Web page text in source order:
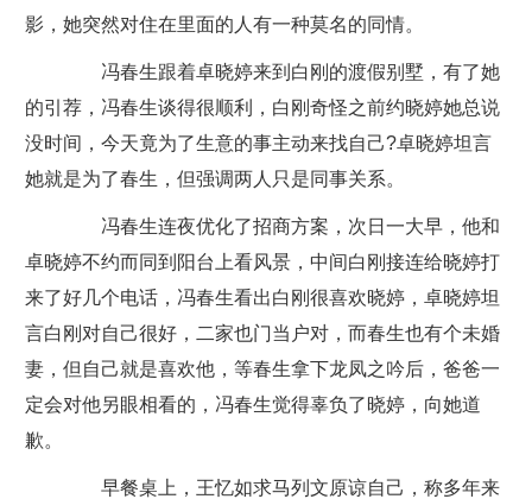
影，她突然对住在里面的人有一种莫名的同情。
冯春生跟着卓晓婷来到白刚的渡假别墅，有了她
的引荐，冯春生谈得很顺利，白刚奇怪之前约晓婷她总说
没时间，今天竟为了生意的事主动来找自己?卓晓婷坦言
她就是为了春生，但强调两人只是同事关系。
冯春生连夜优化了招商方案，次日一大早，他和
卓晓婷不约而同到阳台上看风景，中间白刚接连给晓婷打
来了好几个电话，冯春生看出白刚很喜欢晓婷，卓晓婷坦
言白刚对自己很好，二家也门当户对，而春生也有个未婚
妻，但自己就是喜欢他，等春生拿下龙凤之吟后，爸爸一
定会对他另眼相看的，冯春生觉得辜负了晓婷，向她道
歉。
早餐桌上，王忆如求马列文原谅自己，称多年来